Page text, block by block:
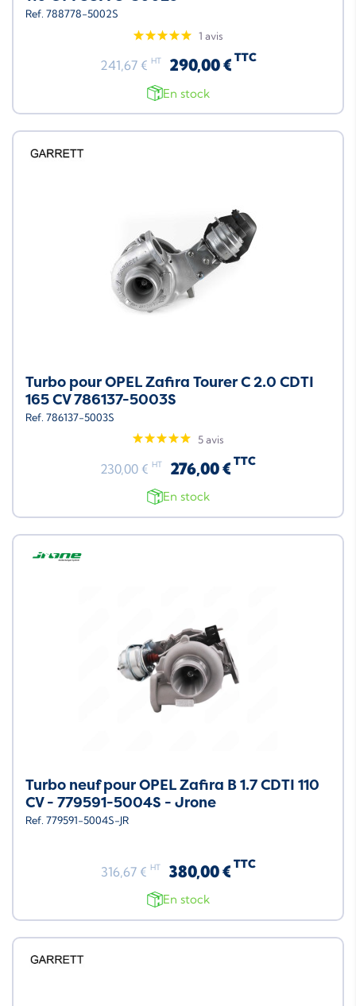
Ref. 788778-5002S
1 avis
241,67 € HT 290,00 € TTC
En stock
Turbo pour OPEL Zafira Tourer C 2.0 CDTI
165 CV 786137-5003S
Ref. 786137-5003S
5 avis
230,00 € HT 276,00 € TTC
En stock
Neuf
Turbo neuf pour OPEL Zafira B 1.7 CDTI 110
CV - 779591-5004S - Jrone
Ref. 779591-5004S-JR
316,67 € HT 380,00 € TTC
En stock